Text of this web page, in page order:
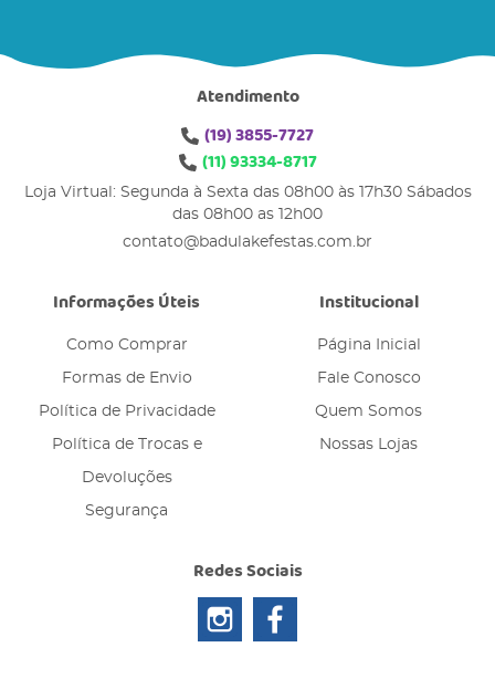
Atendimento
(19)3855-7727
(11)93334-8717
Loja Virtual: Segunda à Sexta das 08h00 às 17h30 Sábados
das 08h00 as 12h00
contato@badulakefestas.com.br
Informações Úteis
Como Comprar
Formas de Envio
Política de Privacidade
Política de Trocas e
Devoluções
Segurança
Institucional
Página Inicial
Fale Conosco
Quem Somos
Nossas Lojas
Redes Sociais